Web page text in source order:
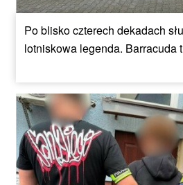
Po blisko czterech dekadach
lotniskowa legenda. Barracuda